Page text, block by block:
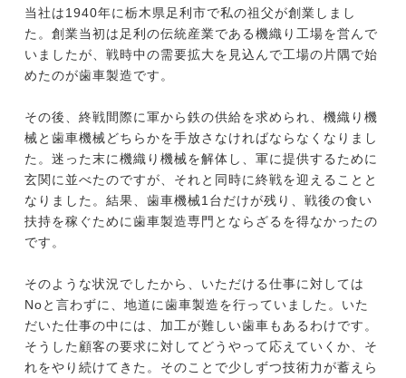
当社は1940年に栃木県足利市で私の祖父が創業しまし
た。創業当初は足利の伝統産業である機織り工場を営んで
いましたが、戦時中の需要拡大を見込んで工場の片隅で始
めたのが歯車製造です。
その後、終戦間際に軍から鉄の供給を求められ、機織り機
械と歯車機械どちらかを手放さなければならなくなりまし
た。迷った末に機織り機械を解体し、軍に提供するために
玄関に並べたのですが、それと同時に終戦を迎えることと
なりました。結果、歯車機械1台だけが残り、戦後の食い
扶持を稼ぐために歯車製造専門とならざるを得なかったの
です。
そのような状況でしたから、いただける仕事に対しては
Noと言わずに、地道に歯車製造を行っていました。いた
だいた仕事の中には、加工が難しい歯車もあるわけです。
そうした顧客の要求に対してどうやって応えていくか、そ
れをやり続けてきた。そのことで少しずつ技術力が蓄えら